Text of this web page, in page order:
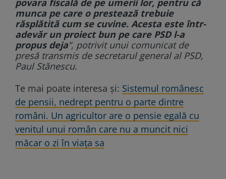
munca pe care o prestează trebuie
răsplătită cum se cuvine. Acesta este într-
adevăr un proiect bun pe care PSD l-a
propus deja”, potrivit unui comunicat de
presă transmis de secretarul general al PSD,
Paul Stănescu.
Te mai poate interesa și: Sistemul românesc
de pensii, nedrept pentru o parte dintre
români. Un agricultor are o pensie egală cu
venitul unui român care nu a muncit nici
măcar o zi în viața sa